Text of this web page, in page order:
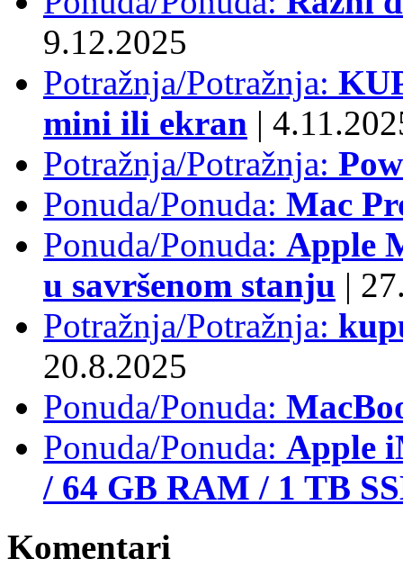
9.12.2025
Potražnja/Potražnja:
mini ili ekran |
Potražnja/Potražnja:
Ponuda/Ponuda: Mac
Ponuda/Ponuda: Apple
u savršenom stanju |
Potražnja/Potražnja:
20.8.2025
Ponuda/Ponuda:
Ponuda/Ponuda: Apple
/ 64 GB RAM / 1 TB
Komentari